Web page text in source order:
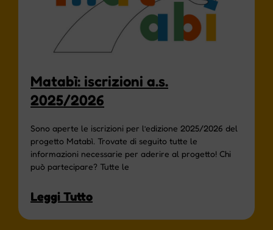
Matabì: iscrizioni a.s.
2025/2026
Sono aperte le iscrizioni per l’edizione 2025/2026 del
progetto Matabì. Trovate di seguito tutte le
informazioni necessarie per aderire al progetto! Chi
può partecipare? Tutte le
Leggi Tutto